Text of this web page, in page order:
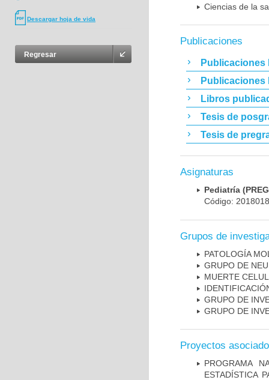
Descargar hoja de vida
Regresar
Ciencias de la
Publicaciones
Publicaciones
Publicaciones
Libros
Tesis de
Tesis de
Asignaturas
Pediatría
Código:
Grupos de
PATOLOGÍA
GRUPO DE
MUERTE
GRUPO DE
GRUPO DE
Proyectos
PROGRAMA
ESTADÍSTICA